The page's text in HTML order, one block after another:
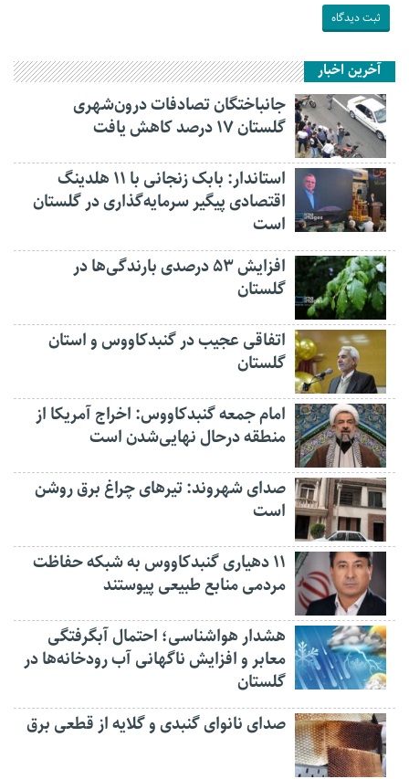
آخرین اخبار
جانباختگان تصادفات درون‌شهری
گلستان ۱۷ درصد کاهش یافت
استاندار: بابک زنجانی با ۱۱ هلدینگ
اقتصادی پیگیر سرمایه‌گذاری در گلستان
است
افزایش ۵۳ درصدی بارندگی‌ها در
گلستان
اتفاقی عجیب در‌ گنبدکاووس و استان
گلستان
امام جمعه گنبدکاووس: اخراج آمریکا از
منطقه درحال نهایی‌شدن است
صدای شهروند: تیرهای چراغ برق روشن
است
۱۱ دهیاری گنبدکاووس به شبکه حفاظت
مردمی منابع طبیعی پیوستند
هشدار هواشناسی؛ احتمال آبگرفتگی
معابر و افزایش ناگهانی آب رودخانه‌ها در
گلستان
صدای نانوای گنبدی و گلایه از قطعی برق